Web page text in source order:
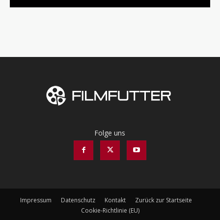
Folge uns
Impressum Datenschutz Kontakt
Zurück zur Startseite
Cookie-Richtlinie (EU)